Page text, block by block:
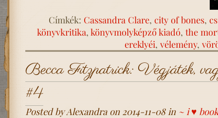
Címkék: Cassandra Clare, city of bones,
könyvkritika, könyvmolyképző kiadó, the
ereklyéi, vélemény,
Becca Fitzpatrick: Végjáték,
#4
Posted by Alexandra on 2014-11-08 in ~ i ♥